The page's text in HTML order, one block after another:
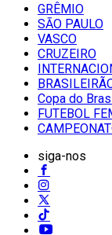
GRÊMIO
SĀO PAULO
VASCO
CRUZEIRO
Copa do
FUTEBOL
siga-nos